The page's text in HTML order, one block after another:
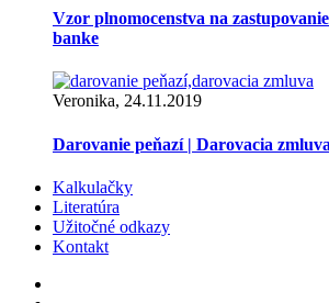
Vzor plnomocenstva na
banke
Veronika, 24.11.2019
Darovanie peňazí | Darovacia
Kalkulačky
Literatúra
Užitočné odkazy
Kontakt